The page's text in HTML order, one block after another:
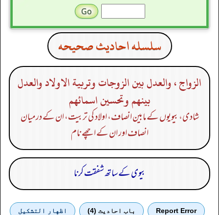
سلسله احاديث صحيحه
الزواج ، والعدل بين الزوجات وتربية الاولاد والعدل
بينهم وتحسين اسمائهم
شادی، بیویوں کے مابین انصاف، اولاد کی تربیت، ان کے درمیان
انصاف اور ان کے اچھے نام
بیوی کے ساتھ شفقت کرنا
Report Error باب احادیث (4) اظهار التشكيل